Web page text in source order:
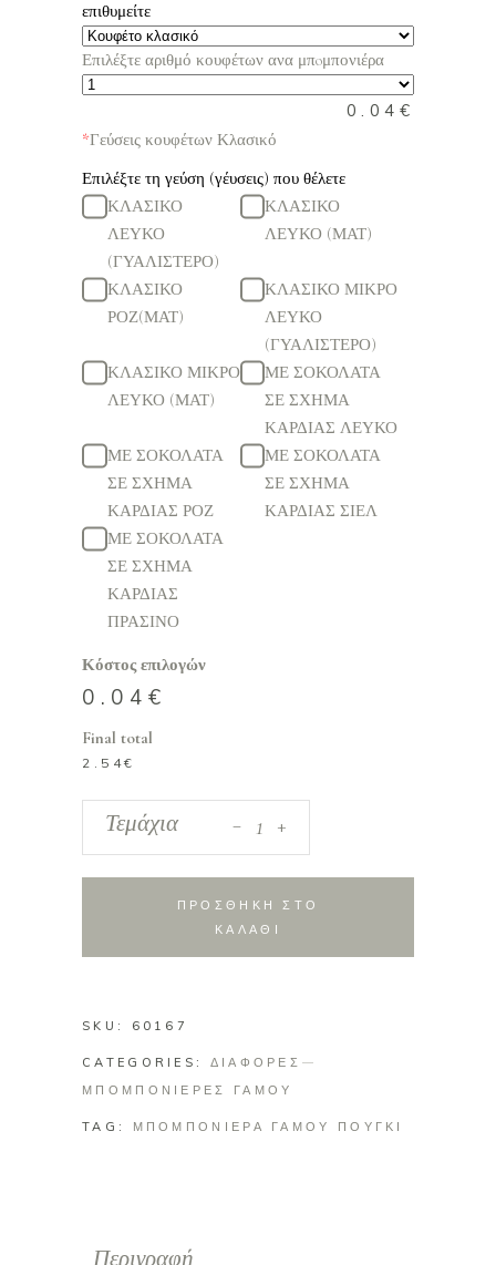
επιθυμείτε
Επιλέξτε αριθμό κουφέτων ανα μπoμπονιέρα
0.04 €
*Γεύσεις κουφέτων Κλασικό
Επιλέξτε τη γεύση (γέυσεις) που θέλετε
ΚΛΑΣΙΚΟ
ΛΕΥΚΟ
(ΓΥΑΛΙΣΤΕΡΟ)
ΚΛΑΣΙΚΟ
ΛΕΥΚΟ (ΜΑΤ)
ΚΛΑΣΙΚΟ
ΡΟΖ(ΜΑΤ)
ΚΛΑΣΙΚΟ ΜΙΚΡΟ
ΛΕΥΚΟ
(ΓΥΑΛΙΣΤΕΡΟ)
ΚΛΑΣΙΚΟ ΜΙΚΡΟ
ΛΕΥΚΟ (ΜΑΤ)
ΜΕ ΣΟΚΟΛΑΤΑ
ΣΕ ΣΧΗΜΑ
ΚΑΡΔΙΑΣ ΛΕΥΚΟ
ΜΕ ΣΟΚΟΛΑΤΑ
ΣΕ ΣΧΗΜΑ
ΚΑΡΔΙΑΣ ΡΟΖ
ΜΕ ΣΟΚΟΛΑΤΑ
ΣΕ ΣΧΗΜΑ
ΚΑΡΔΙΑΣ ΣΙΕΛ
ΜΕ ΣΟΚΟΛΑΤΑ
ΣΕ ΣΧΗΜΑ
ΚΑΡΔΙΑΣ
ΠΡΑΣΙΝΟ
Κόστος επιλογών
0.04 €
Final total
2.54€
Μπομπονιέρα
δαντέλα
υφασμάτινο
δαχτυλίδι
quantity
Τεμάχια +
ΠΡΟΣΘΗΚΗ ΣΤΟ
ΚΑΛΑΘΙ
SKU: 60167
CATEGORIES: ΔΙΑΦΟΡΕΣ
ΜΠΟΜΠΟΝΙΕΡΕΣ ΓΑΜΟΥ
TAG: ΜΠΟΜΠΟΝΙΕΡΑ ΓΑΜΟΥ ΠΟΥΓΚΙ
Περιγραφή